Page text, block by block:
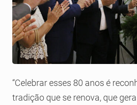
“Celebrar esses 80 anos é
tradição que se renova, que